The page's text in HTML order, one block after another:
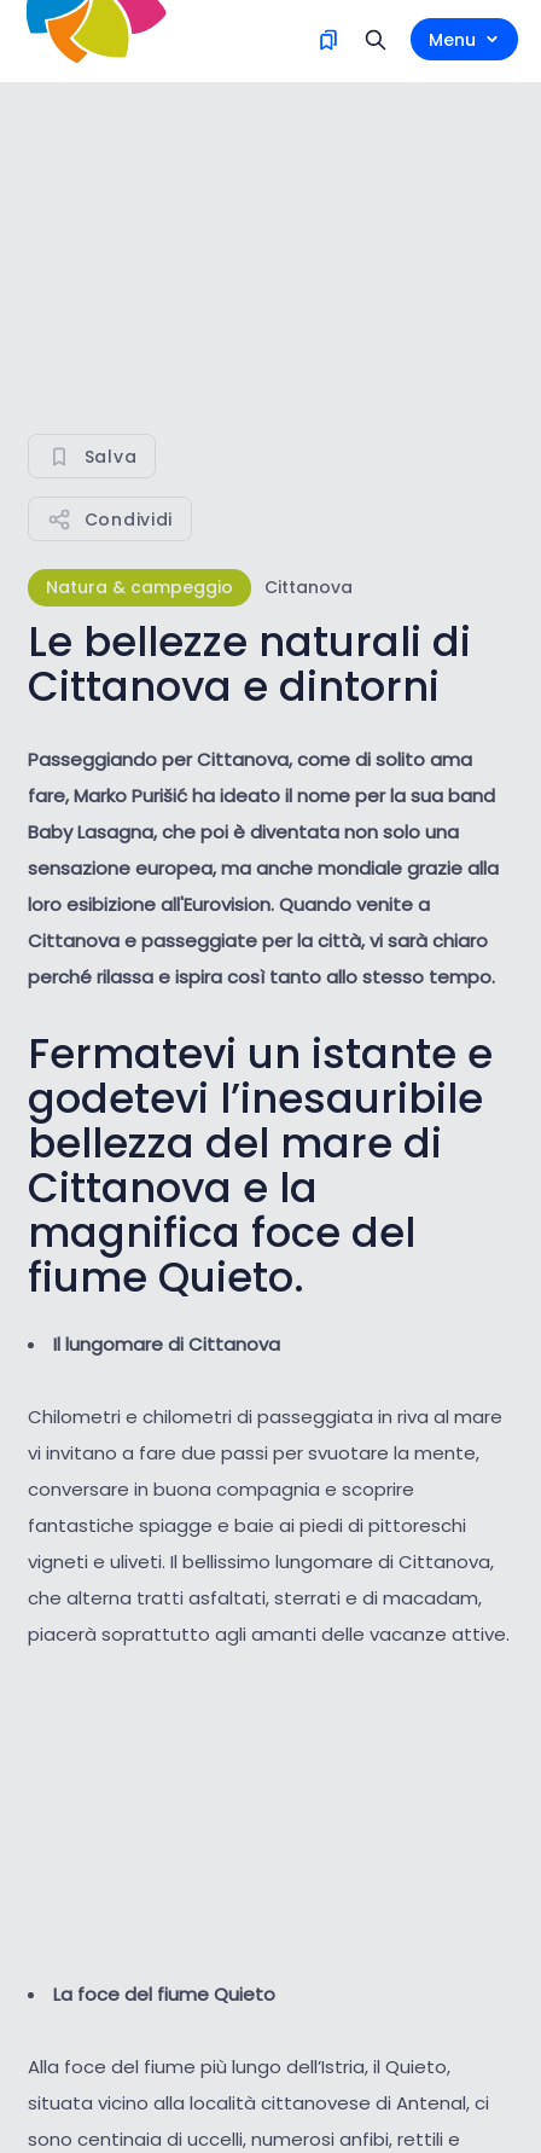
Menu
Salva
Condividi
Natura & campeggio Cittanova
Le bellezze naturali di
Cittanova e dintorni
Passeggiando per Cittanova, come di solito ama
fare, Marko Purišić ha ideato il nome per la sua band
Baby Lasagna, che poi è diventata non solo una
sensazione europea, ma anche mondiale grazie alla
loro esibizione all'Eurovision. Quando venite a
Cittanova e passeggiate per la città, vi sarà chiaro
perché rilassa e ispira così tanto allo stesso tempo.
Fermatevi un istante e
godetevi l’inesauribile
bellezza del mare di
Cittanova e la
magnifica foce del
fiume Quieto.
Il lungomare di Cittanova
Chilometri e chilometri di passeggiata in riva al mare
vi invitano a fare due passi per svuotare la mente,
conversare in buona compagnia e scoprire
fantastiche spiagge e baie ai piedi di pittoreschi
vigneti e uliveti. Il bellissimo lungomare di Cittanova,
che alterna tratti asfaltati, sterrati e di macadam,
piacerà soprattutto agli amanti delle vacanze attive.
La foce del fiume Quieto
Alla foce del fiume più lungo dell’Istria, il Quieto,
situata vicino alla località cittanovese di Antenal, ci
sono centinaia di uccelli, numerosi anfibi, rettili e